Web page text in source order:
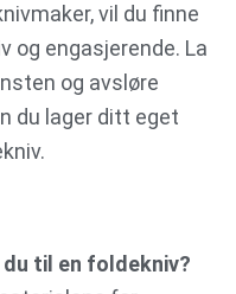
vil du finne
og engasjerende. La
og avsløre
du lager ditt eget
til en foldekniv?